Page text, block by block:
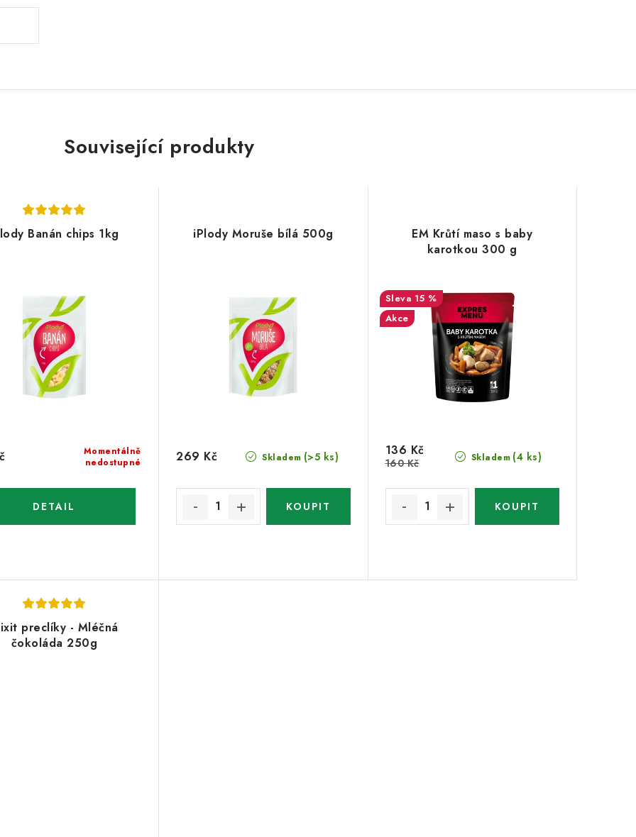
Související produkty
Banán chips 1kg
Momentálně
nedostupné
iPlody Moruše bílá 500g
Skladem (>5 ks)
269 Kč
EM Krůtí maso s baby
karotkou 300 g
15 %
Akce
Skladem (4 ks)
136 Kč
160 Kč
preclíky - Mléčná
čokoláda 250g